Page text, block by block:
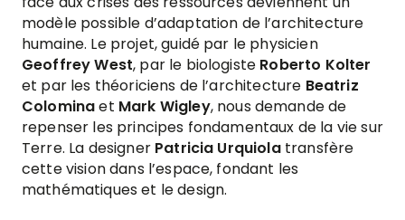
modèle possible d’adaptation de l’architecture
humaine. Le projet, guidé par le physicien
Geoffrey West, par le biologiste Roberto Kolter
et par les théoriciens de l’architecture Beatriz
Colominaet Mark Wigley, nous demande de
repenser les principes fondamentaux de la vie sur
Terre. La designer Patricia Urquiola transfère
cette vision dans l’espace, fondant les
mathématiques et le design.